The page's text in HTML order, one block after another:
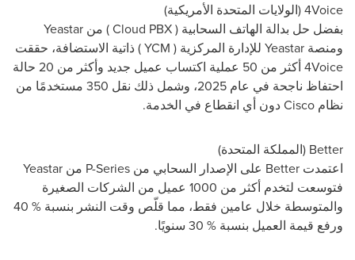
4Voice(الولايات المتحدة الأمريكية)
بفضل حل بدالة الهاتف السحابية (Cloud PBX) من Yeastar
ومنصة Yeastar للإدارة المركزية ( YCM) ذاتية الاستضافة، حققت
4Voice
أكثر من 50 عملية اكتساب عميل جديد وأكثر من 20 حالة
احتفاظ ناجحة في عام 2025، وشمل ذلك نقل 350 مستخدمًا من
نظام Ciscoدون أي انقطاع في الخدمة.
Better (المملكة المتحدة)
اعتمدت Better على الإصدار السحابي من P-Series من Yeastar
فتوسعت لتخدم أكثر من 1000 عميل من الشركات الصغيرة
والمتوسطة خلال عامين فقط، مما قلّص وقت النشر بنسبة % 40
ورفع قيمة العميل بنسبة % 30 سنويًا.